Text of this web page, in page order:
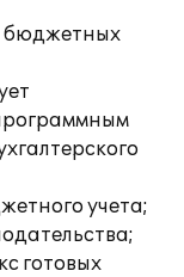
бюджетных
учета;
готовых